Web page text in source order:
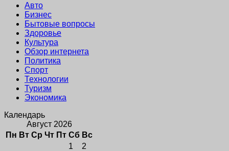
Авто
Бизнес
Бытовые вопросы
Здоровье
Культура
Обзор интернета
Политика
Спорт
Технологии
Туризм
Экономика
Календарь
Август 2026
Пн Вт Ср Чт Пт Сб Вс
1
2